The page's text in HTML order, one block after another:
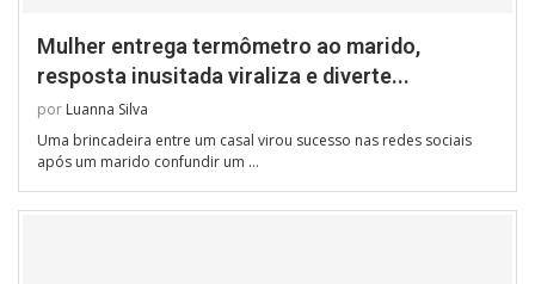
Mulher entrega termômetro ao marido,
resposta inusitada viraliza e diverte...
por Luanna Silva
Uma brincadeira entre um casal virou sucesso nas redes sociais
após um marido confundir um …